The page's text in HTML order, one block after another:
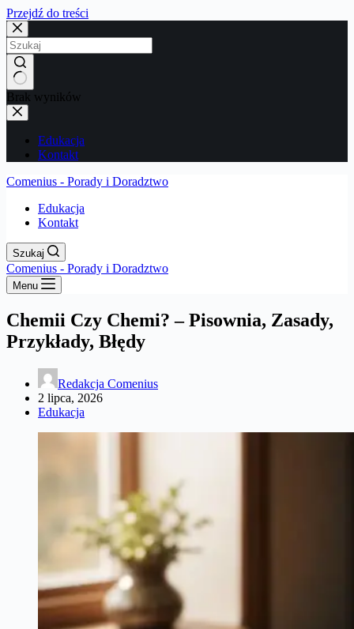
Przejdź do treści
Brak wyników
Edukacja
Kontakt
Comenius - Porady i Doradztwo
Edukacja
Kontakt
Szukaj
Comenius - Porady i Doradztwo
Menu
Chemii Czy Chemi? – Pisownia, Zasady,
Przykłady, Błędy
Redakcja Comenius
2 lipca, 2026
Edukacja